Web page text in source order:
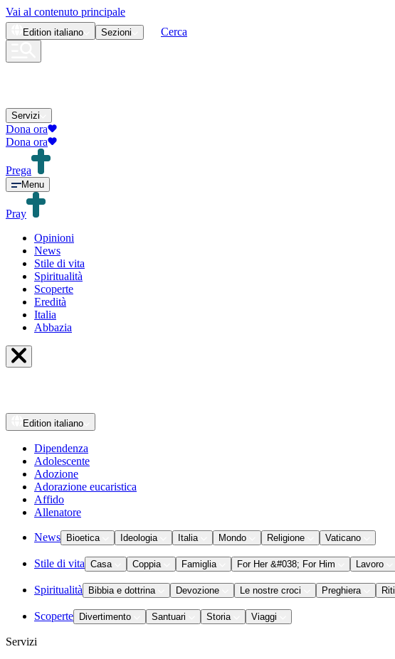
Vai al contenuto principale
Edition italiano Sezioni Cerca
Servizi
Dona ora
Dona ora
Prega
Menu
Pray
Opinioni
News
Stile di vita
Spiritualità
Scoperte
Eredità
Italia
Abbazia
Edition italiano
Dipendenza
Adolescente
Adozione
Adorazione eucaristica
Affido
Allenatore
News Bioetica Ideologia Italia Mondo Religione Vaticano
Stile di vita Casa Coppia Famiglia For Her &#038; For Him Lavoro
Spiritualità Bibbia e dottrina Devozione Le nostre croci Preghiera Riti
Scoperte Divertimento Santuari Storia Viaggi
Servizi